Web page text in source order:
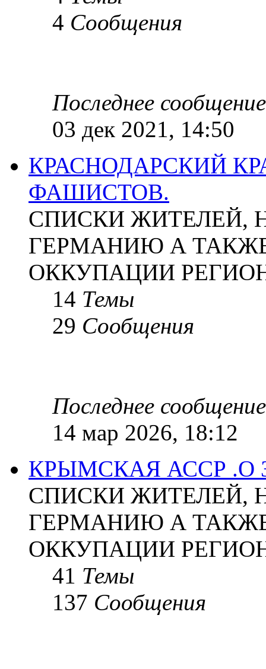
4 Сообщения
Последнее сообщение
03 дек 2021, 14:50
КРАСНОДАРСКИЙ
ФАШИСТОВ.
СПИСКИ ЖИТЕЛЕЙ,
ГЕРМАНИЮ А
ОККУПАЦИИ
14 Темы
29 Сообщения
Последнее сообщение
14 мар 2026, 18:12
КРЫМСКАЯ АССР .О
СПИСКИ ЖИТЕЛЕЙ,
ГЕРМАНИЮ А
ОККУПАЦИИ
41 Темы
137 Сообщения